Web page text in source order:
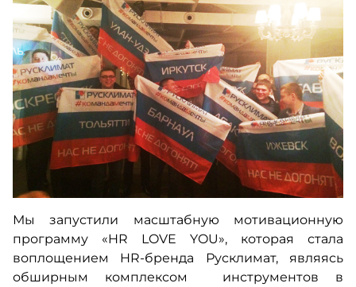
Мы запустили масштабную мотивационную
программу «HR LOVE YOU», которая стала
воплощением HR-бренда Русклимат, являясь
обширным комплексом инструментов в